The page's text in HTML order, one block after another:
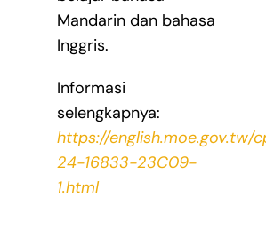
Mandarin dan bahasa
Inggris.
Informasi
selengkapnya:
https://english.moe.gov.tw/
24-16833-23C09-
1.html